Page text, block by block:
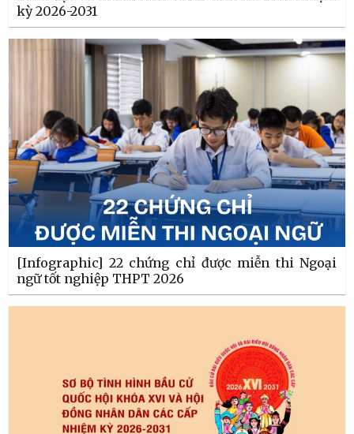
kỳ 2026-2031
[Infographic] 22 chứng chỉ được miễn thi Ngoại
ngữ tốt nghiệp THPT 2026